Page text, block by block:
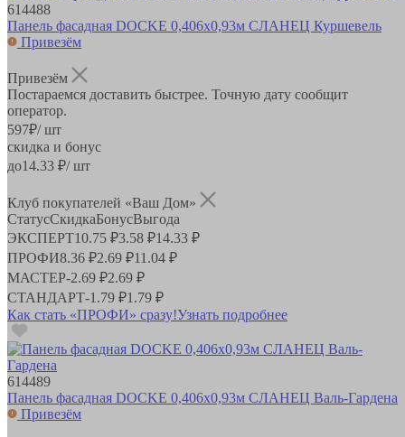
614488
Панель фасадная DOCKE 0,406х0,93м СЛАНЕЦ Куршевель
Привезём
Привезём
Постараемся доставить быстрее. Точную дату сообщит
оператор.
597₽/ шт
скидка и бонус
до14.33 ₽/ шт
Клуб покупателей «Ваш Дом»
СтатусСкидкаБонусВыгода
ЭКСПЕРТ10.75 ₽3.58 ₽14.33 ₽
ПРОФИ8.36 ₽2.69 ₽11.04 ₽
МАСТЕР-2.69 ₽2.69 ₽
СТАНДАРТ-1.79 ₽1.79 ₽
Как стать «ПРОФИ» сразу!Узнать подробнее
614489
Панель фасадная DOCKE 0,406х0,93м СЛАНЕЦ Валь-Гардена
Привезём